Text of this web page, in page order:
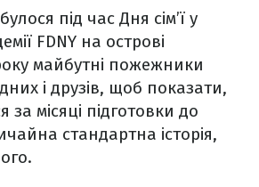
під час Дня сім’ї у
FDNY на острові
майбутні пожежники
і друзів, щоб показати,
місяці підготовки до
стандартна історія,